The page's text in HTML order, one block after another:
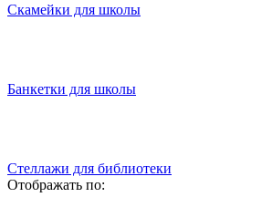
Скамейки для школы
Банкетки для школы
Стеллажи для библиотеки
Отображать по: